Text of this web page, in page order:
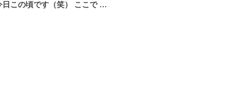
日この頃です（笑） ここで …